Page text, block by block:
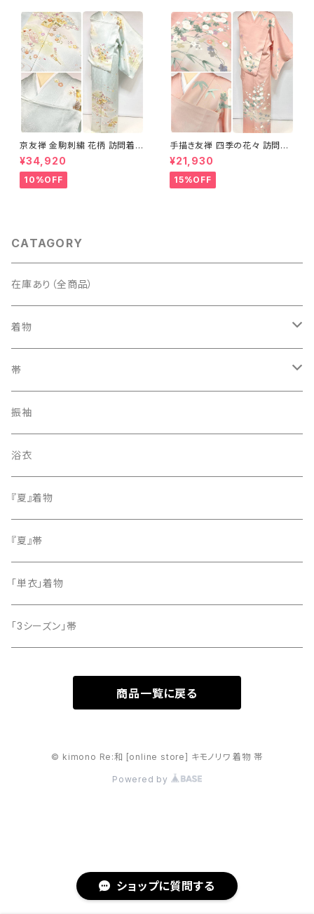
ショップに質問する
京友禅 金駒刺繍 花柄 訪問着
正絹 水色 黄緑 パステルカラー
アイスグリーン 1433
¥34,920
10%OFF
手描き友禅 四季の花々 訪問着
袷 正絹 サーモンピンク クリー
ム 白 桃花色 1434
¥21,930
15%OFF
CATAGORY
在庫あり（全商品）
着物
訪問着・付下げ
紬
色無地
小紋
留袖
帯
袋帯
名古屋帯
振袖
浴衣
『夏』着物
『夏』帯
「単衣」着物
「3シーズン」帯
商品一覧に戻る
© kimono Re:和 [online store] キモノリワ 着物 帯
Powered by